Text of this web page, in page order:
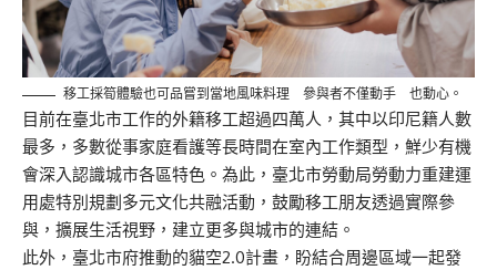
移工採筍體驗也可品嘗到當地風味料理 參與者不僅動手 也動心。
目前在臺北市工作的外籍移工超過四萬人，其中以印尼籍人數
最多，多數從事家庭看護等長時間在室內工作類型，鮮少有機
會深入認識城市各區特色。為此，臺北市勞動局勞動力重建運
用處特別規劃多元文化共融活動，鼓勵移工朋友透過實際參
與，擴展生活視野，建立更多與城市的連結。
此外，臺北市府推動的貓空2.0計畫，盼結合周邊區域一起發